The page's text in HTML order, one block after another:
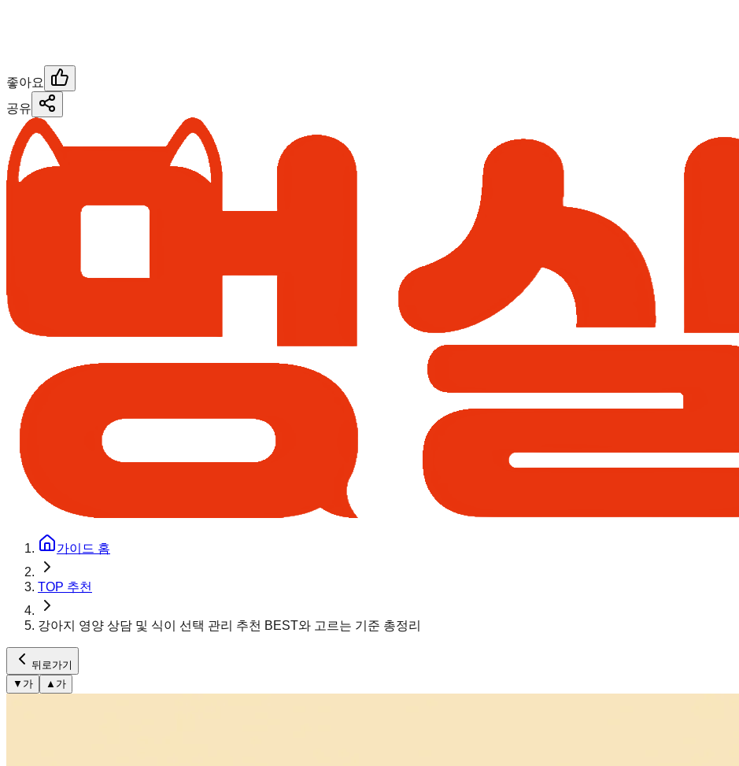
좋아요
공유
가이드 홈
TOP 추천
강아지 영양 상담 및 식이 선택 관리 추천 BEST와 고르는 기준 총정리
뒤로가기
▼ 가 ▲ 가